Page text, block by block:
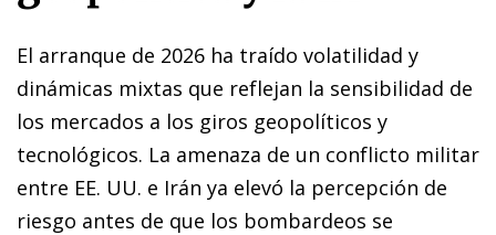
El arranque de 2026 ha traído volatilidad y
dinámicas mixtas que reflejan la sensibilidad de
los mercados a los giros geopolíticos y
tecnológicos. La amenaza de un conflicto militar
entre EE. UU. e Irán ya elevó la percepción de
riesgo antes de que los bombardeos se